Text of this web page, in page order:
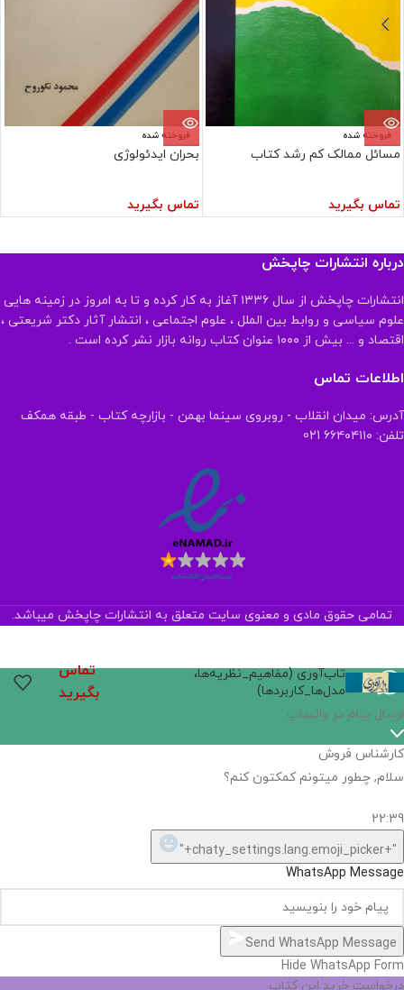
فروخته شده
مسائل ممالک کم رشد کتاب
تماس بگیرید
فروخته شده
بحران ایدئولوژی
تماس بگیرید
درباره انتشارات چاپخش
انتشارات چاپخش از سال ۱۳۳۶ آغاز به کار کرده و تا به امروز در زمینه هایی
علوم سیاسی و روابط بین الملل ، علوم اجتماعی ، انتشار آثار دکتر شریعتی ،
اقتصاد و ... بیش از ۱۰۰۰ عنوان کتاب روانه بازار نشر کرده است .
اطلاعات تماس
آدرس: میدان انقلاب - روبروی سینما بهمن - بازارچه کتاب - طبقه همکف
تلفن: ۶۶۴۰۴۱۱۰ 021
تمامی حقوق مادی و معنوی سایت متعلق به انتشارات چاپخش میباشد.
تاب‌آوری (مفاهیم_نظریه‌ها،
مدل‌ها_کاربردها)
تماس
بگیرید
اگر
نیست,
شاید
بتونیم
تهیه
Hide
chaty
ارسال پیام در واتساپ